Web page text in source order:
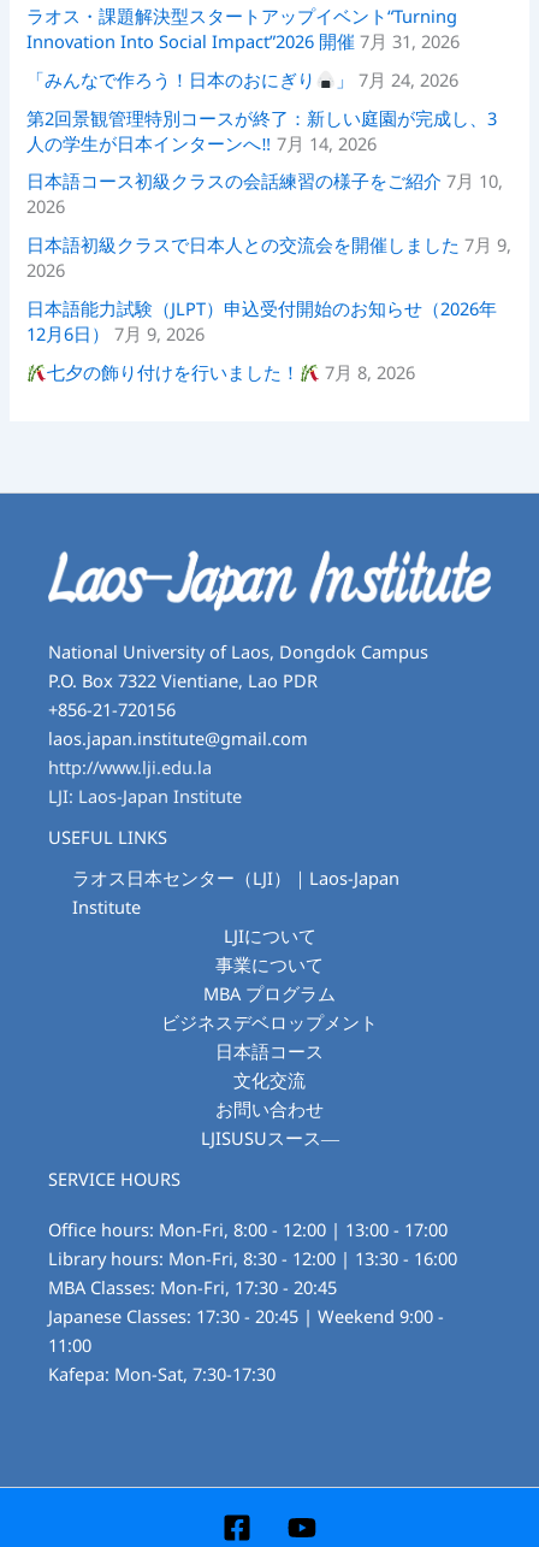
ラオス・課題解決型スタートアップイベント“Turning
Innovation Into Social Impact”2026 開催7月 31, 2026
「みんなで作ろう！日本のおにぎり
」 7月 24, 2026
第2回景観管理特別コースが終了：新しい庭園が完成し、3
人の学生が日本インターンへ‼ 7月 14, 2026
日本語コース初級クラスの会話練習の様子をご紹介 7月 10,
2026
日本語初級クラスで日本人との交流会を開催しました 7月 9,
2026
日本語能力試験（JLPT）申込受付開始のお知らせ（2026年
12月6日） 7月 9, 2026
七夕の飾り付けを行いました！
7月 8, 2026
National University of Laos, Dongdok Campus
P.O. Box 7322 Vientiane, Lao PDR
+856-21-720156
laos.japan.institute@gmail.com
http://www.lji.edu.la
LJI: Laos-Japan Institute
USEFUL LINKS
ラオス日本センター（LJI）｜Laos-Japan
Institute
LJIについて
事業について
MBA プログラム
ビジネスデベロップメント
日本語コース
文化交流
お問い合わせ
LJISUSUスース―
SERVICE HOURS
Office hours: Mon-Fri, 8:00 - 12:00 | 13:00 - 17:00
Library hours: Mon-Fri, 8:30 - 12:00 | 13:30 - 16:00
MBA Classes: Mon-Fri, 17:30 - 20:45
Japanese Classes: 17:30 - 20:45 | Weekend 9:00 -
11:00
Kafepa: Mon-Sat, 7:30-17:30